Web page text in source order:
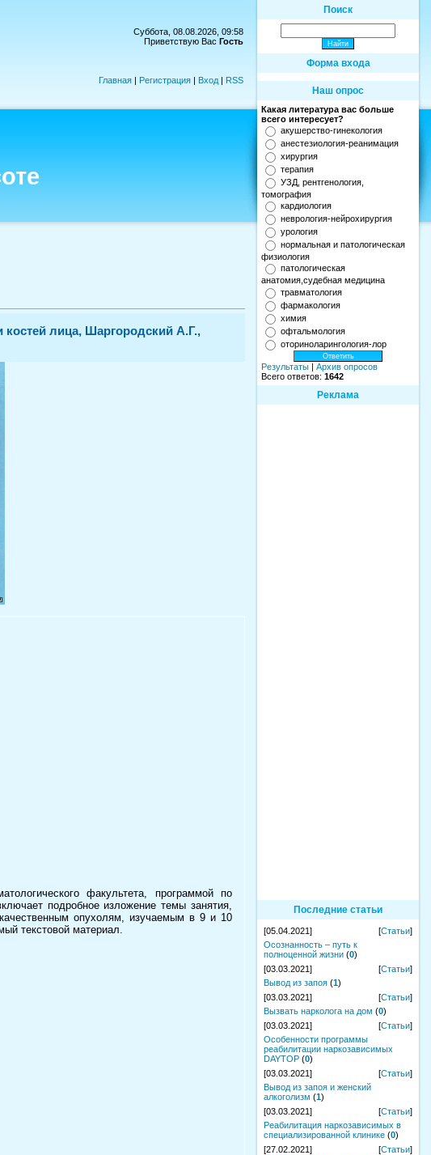
Суббота, 08.08.2026, 09:58
Приветствую Вас Гость
Главная | Регистрация | Вход | RSS
костей лица, Шаргородский А.Г.,
факультета, программой по
подробное изложение темы занятия,
опухолям, изучаемым в 9 и 10
текстовой материал.
Поиск
Форма входа
Наш опрос
Какая литература вас больше
всего интересует?
акушерство-гинекология
анестезиология-реанимация
хирургия
терапия
УЗД, рентгенология,
томография
кардиология
неврология-нейрохирургия
урология
нормальная и патологическая
физиология
патологическая
анатомия,судебная медицина
травматология
фармакология
химия
офтальмология
оториноларингология-лор
Результаты | Архив опросов
Всего ответов: 1642
Реклама
Последние статьи
[05.04.2021] [Статьи]
Осознанность – путь к
полноценной жизни (0)
[03.03.2021]
[Статьи]
Вывод из запоя (1)
[03.03.2021]
[Статьи]
Вызвать нарколога на дом (0)
[03.03.2021]
[Статьи]
Особенности программы
реабилитации наркозависимых
DAYTOP (0)
[03.03.2021]
[Статьи]
Вывод из запоя и женский
алкоголизм (1)
[03.03.2021]
[Статьи]
Реабилитация наркозависимых в
специализированной клинике (0)
[27.02.2021]
[Статьи]